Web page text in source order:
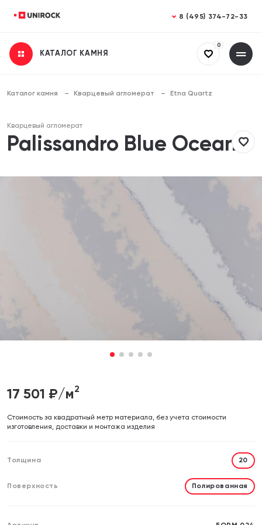
8 (495) 374-72-33
КАТАЛОГ КАМНЯ
0
Каталог камня Кварцевый агломерат Etna Quartz
Кварцевый агломерат
Palissandro Blue Ocean
1 2 3 4 5
17 501 ₽/м2
Cтоимость за квадратный метр материала, без учета стоимости
изготовления, доставки и монтажа изделия
Толщина 20
Поверхность Полированная
Закрыть
Получить консультацию
Отправляя форму, вы даете согласие на обработку своих
персональных данных
Отправить
Закрыть
Заказать расчет
Отправляя форму, вы даете согласие на обработку своих
персональных данных
Отправить